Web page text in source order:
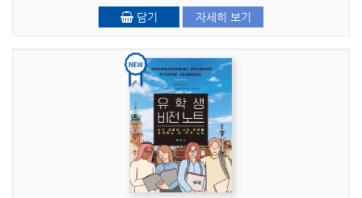
담기 자세히 보기